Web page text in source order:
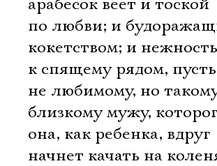
арабесок веет и тоской
по любви; и
кокетством; и
к спящему рядом, пусть
не любимому, но
близкому мужу,
она, как ребенка, вдруг
начнет качать на